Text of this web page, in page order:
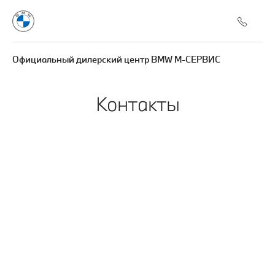
Официальный дилерский центр BMW М-СЕРВИС
Контакты